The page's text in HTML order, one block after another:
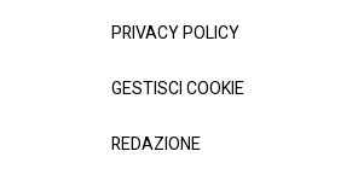
PRIVACY POLICY
GESTISCI COOKIE
REDAZIONE